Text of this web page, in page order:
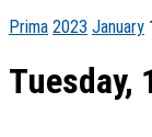
Prima 2023 January
Tuesday,